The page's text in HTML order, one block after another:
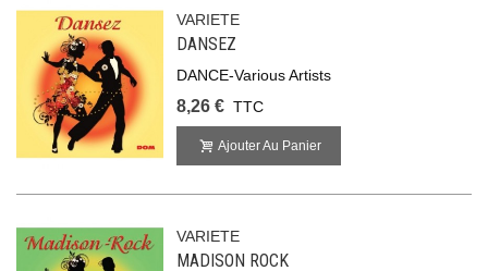
VARIETE
DANSEZ
DANCE-Various Artists
8,26 € TTC
Ajouter Au Panier
VARIETE
MADISON ROCK